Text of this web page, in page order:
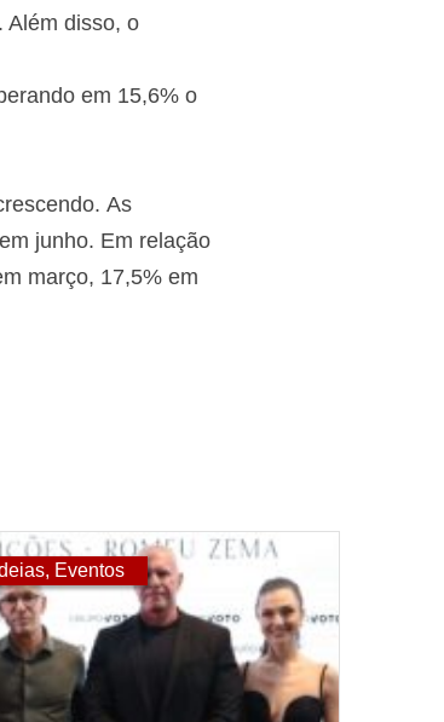
Além disso, o
em 15,6% o
As
junho. Em relação
março, 17,5% em
, Eventos